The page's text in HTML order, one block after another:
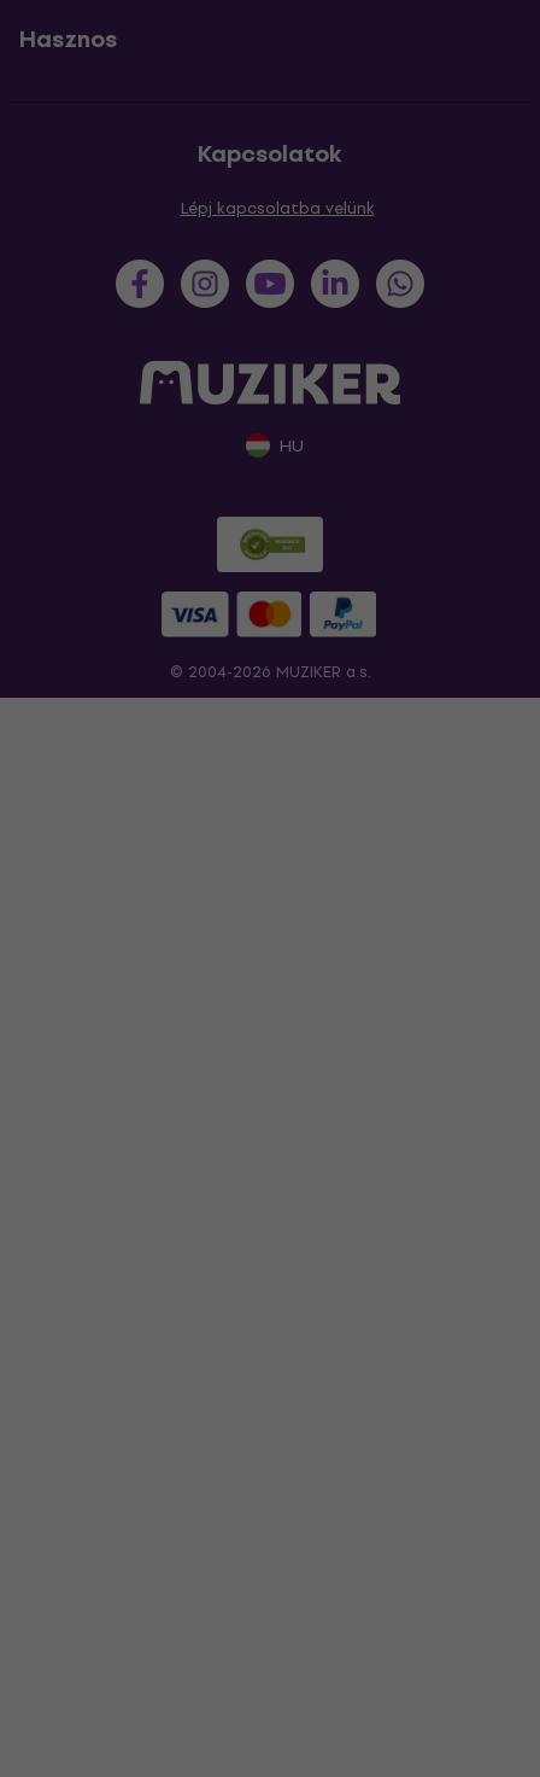
Hasznos
Kapcsolatok
Lépj kapcsolatba velünk
HU
© 2004-2026 MUZIKER a.s.